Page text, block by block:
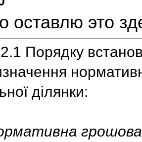
оставлю это
Порядку
ділянки:
грошова